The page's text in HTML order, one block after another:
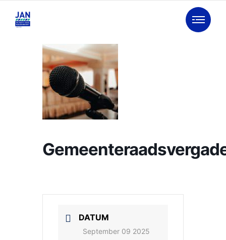
DATUM
September 09 2025